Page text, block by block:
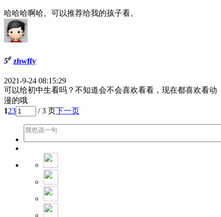
哈哈哈啊哈。可以推荐给我的孩子看。
5# zhwffy
2021-9-24 08:15:29
可以给初中生看吗？不知道会不会喜欢看看，现在都喜欢看动
漫的哦
123 / 3 页下一页